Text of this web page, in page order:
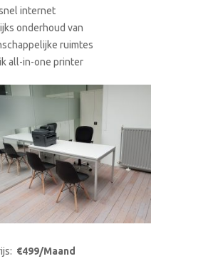
internet
onderhoud van
ruimtes
all-in-one printer
€499/Maand